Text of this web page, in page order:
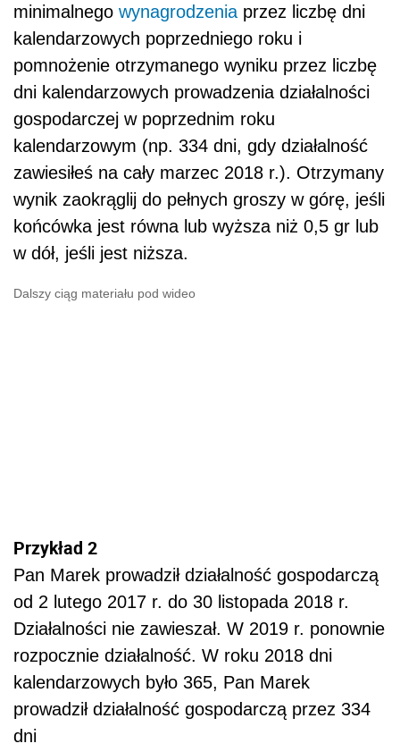
minimalnego wynagrodzenia przez liczbę dni
kalendarzowych poprzedniego roku i
pomnożenie otrzymanego wyniku przez liczbę
dni kalendarzowych prowadzenia działalności
gospodarczej w poprzednim roku
kalendarzowym (np. 334 dni, gdy działalność
zawiesiłeś na cały marzec 2018 r.). Otrzymany
wynik zaokrąglij do pełnych groszy w górę, jeśli
końcówka jest równa lub wyższa niż 0,5 gr lub
w dół, jeśli jest niższa.
Dalszy ciąg materiału pod wideo
Przykład 2
Pan Marek prowadził działalność gospodarczą
od 2 lutego 2017 r. do 30 listopada 2018 r.
Działalności nie zawieszał. W 2019 r. ponownie
rozpocznie działalność. W roku 2018 dni
kalendarzowych było 365, Pan Marek
prowadził działalność gospodarczą przez 334
dni